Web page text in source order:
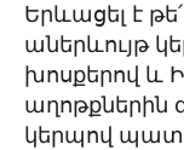
Երևացել է
աներևույթ
խոսքերով և
աղոթքներին
կերպով